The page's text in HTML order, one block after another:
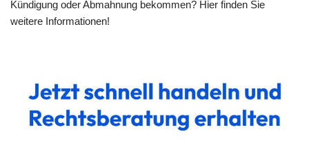
Kündigung oder Abmahnung bekommen? Hier finden Sie
weitere Informationen!